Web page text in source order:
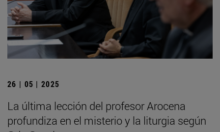
26 | 05 | 2025
La última lección del profesor Arocena
profundiza en el misterio y la liturgia según